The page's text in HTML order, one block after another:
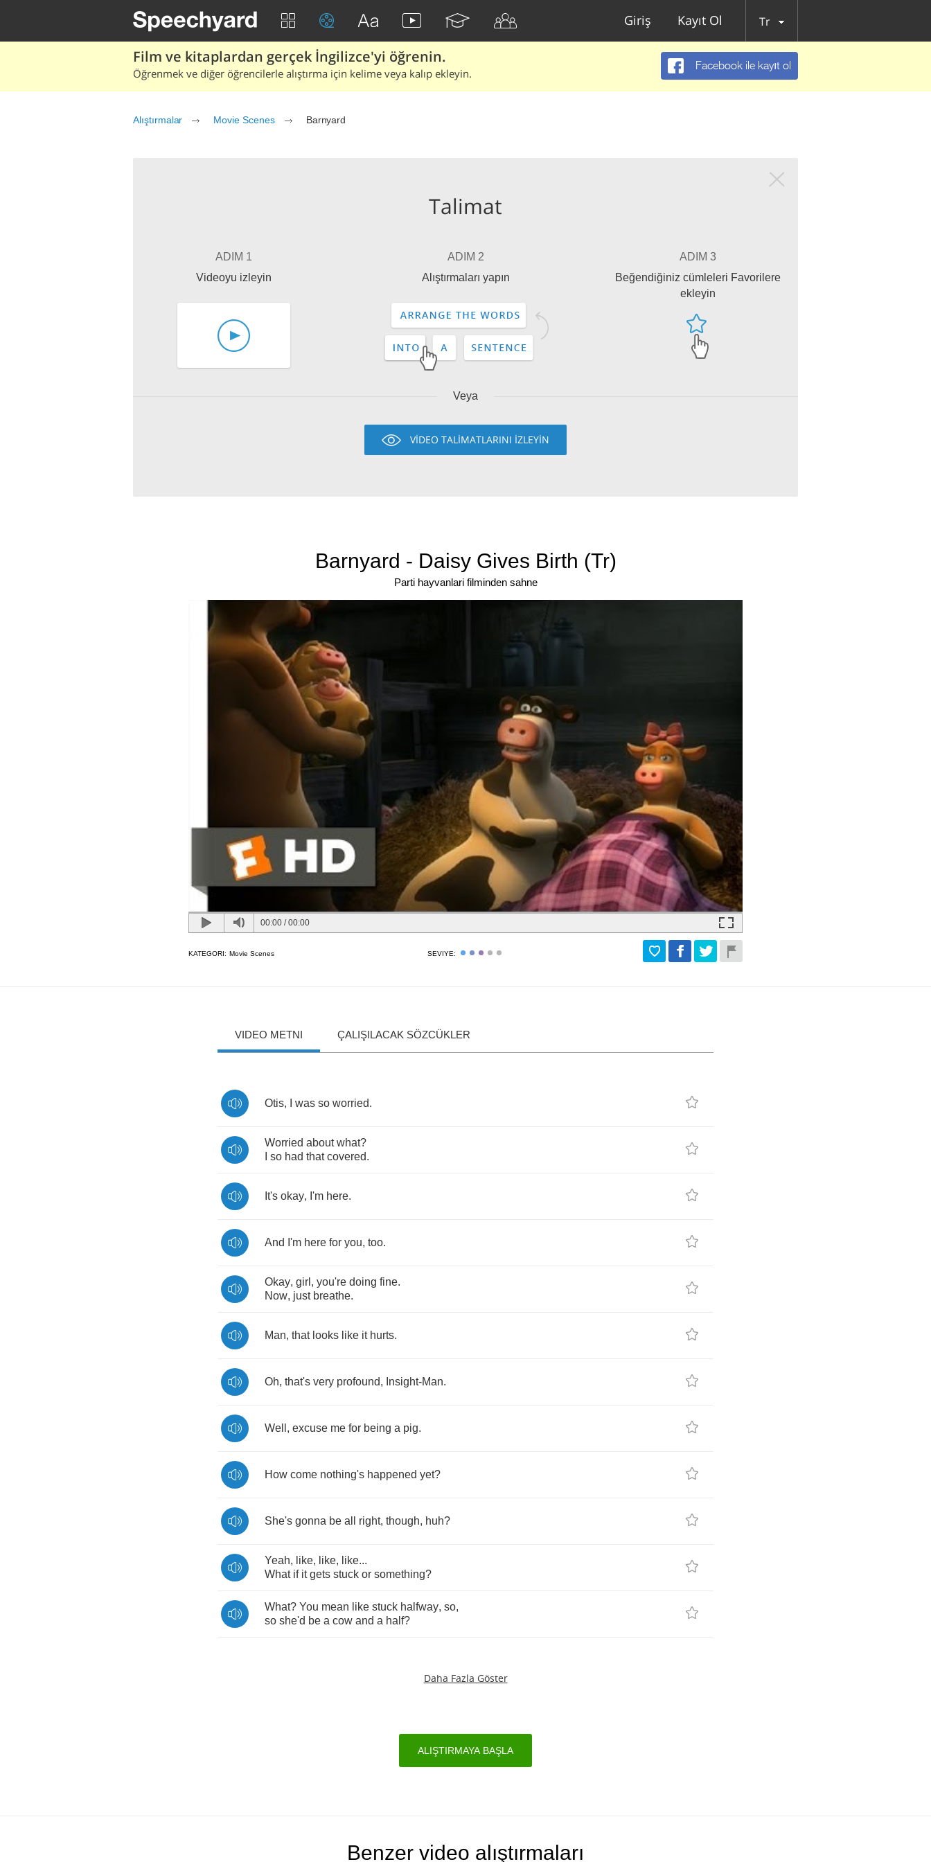
Giriş Kayıt Ol Tr
Film ve kitaplardan gerçek İngilizce'yi öğrenin.
Öğrenmek ve diğer öğrencilerle alıştırma için kelime veya kalıp ekleyin.
Facebook ile kayıt ol
Alıştırmalar Movie Scenes Barnyard
Talimat
ADIM 1
Videoyu izleyin
ADIM 2
Alıştırmaları yapın
ADIM 3
Beğendiğiniz cümleleri Favorilere
ekleyin
Veya
VİDEO TALİMATLARINI İZLEYİN
Barnyard - Daisy Gives Birth (Tr)
Parti hayvanlari filminden sahne
00:00 /00:00
KATEGORI: Movie Scenes SEVIYE:
VIDEO METNI ÇALIŞILACAK SÖZCÜKLER
Otis, was so worried.
Worried about what?
so had that covered.
It's okay, I'm here.
And I'm here for you, too.
Okay, girl , you're doing fine.
Now, just breathe.
Man, that looks like it hurts.
Oh, that's very profound, Insight-Man.
Well , excuse me for being a pig.
How come nothing's happened yet?
She's gonna be all right, though, huh?
Yeah, like, like, like...
What if it gets stuck or something?
What? You mean like stuck halfway, so,
so she'd be a cow and a half?
Daha Fazla Göster
ALIŞTIRMAYA BAŞLA
Benzer video alıştırmaları